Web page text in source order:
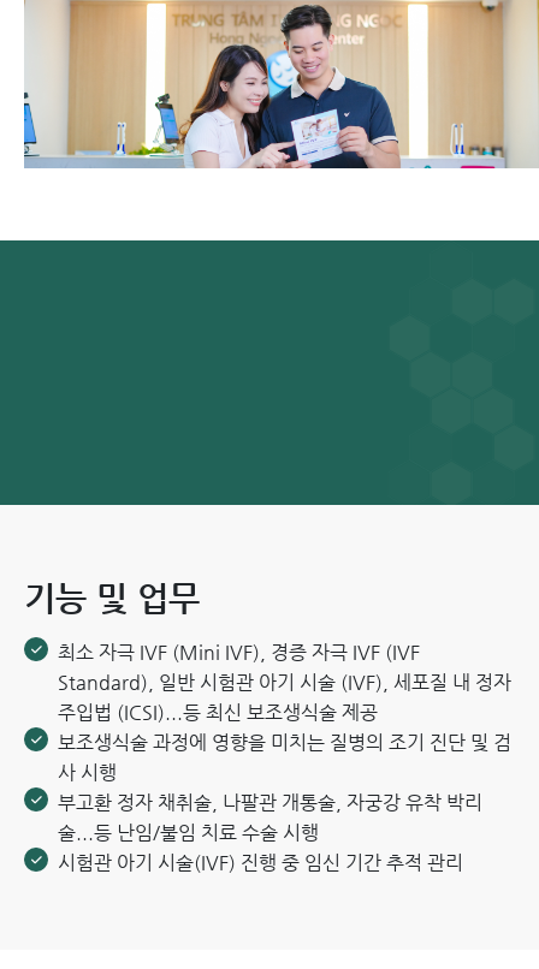
기능 및 업무
최소 자극 IVF (Mini IVF), 경증 자극 IVF (IVF
Standard), 일반 시험관 아기 시술 (IVF), 세포질 내 정자
주입법 (ICSI)...등 최신 보조생식술 제공
보조생식술 과정에 영향을 미치는 질병의 조기 진단 및 검
사 시행
부고환 정자 채취술, 나팔관 개통술, 자궁강 유착 박리
술...등 난임/불임 치료 수술 시행
시험관 아기 시술(IVF) 진행 중 임신 기간 추적 관리